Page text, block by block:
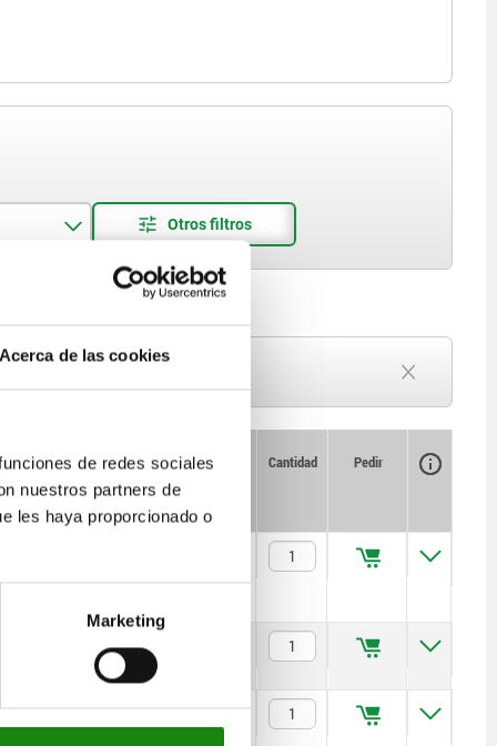
Acerca de las cookies
de redes sociales
nuestros partners de
les haya proporcionado o
Marketing
Plazo de entrega a petición
máx.
Nm
CAD
Disponibilidad
Precio
Cantidad Pedir
210 $8,345.53